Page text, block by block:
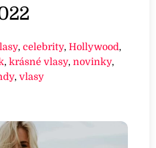
,celebrity,Hollywood,
,krásné vlasy,novinky,
,vlasy